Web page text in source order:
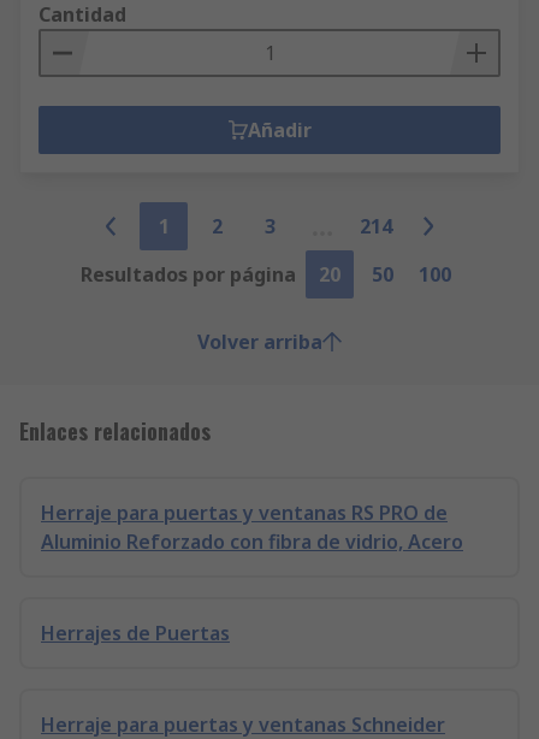
Cantidad
Añadir
1 2 3
214
Resultados por página
20 50 100
Volver arriba
Enlaces relacionados
Herraje para puertas y ventanas RS PRO de
Aluminio Reforzado con fibra de vidrio, Acero
Herrajes de Puertas
Herraje para puertas y ventanas Schneider